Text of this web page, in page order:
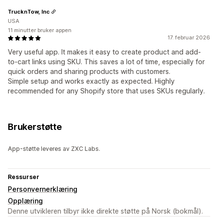
17. februar 2026
Very useful app. It makes it easy to create product and add-
to-cart links using SKU. This saves a lot of time, especially for
quick orders and sharing products with customers.
Simple setup and works exactly as expected. Highly
recommended for any Shopify store that uses SKUs regularly.
TrucknTow, Inc
USA
11 minutter bruker appen
Brukerstøtte
App-støtte leveres av ZXC Labs.
Ressurser
Personvernerklæring
Opplæring
Denne utvikleren tilbyr ikke direkte støtte på Norsk (bokmål).